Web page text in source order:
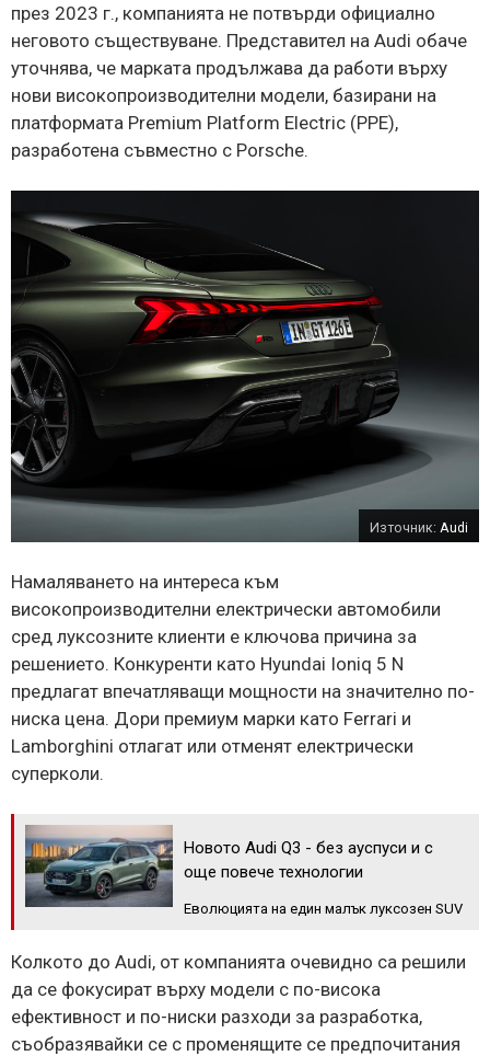
през 2023 г., компанията не потвърди официално
неговото съществуване. Представител на Audi обаче
уточнява, че марката продължава да работи върху
нови високопроизводителни модели, базирани на
платформата Premium Platform Electric (PPE),
разработена съвместно с Porsche.
Източник: Audi
Намаляването на интереса към
високопроизводителни електрически автомобили
сред луксозните клиенти е ключова причина за
решението. Конкуренти като Hyundai Ioniq 5 N
предлагат впечатляващи мощности на значително по-
ниска цена. Дори премиум марки като Ferrari и
Lamborghini отлагат или отменят електрически
суперколи.
Новото Audi Q3 - без ауспуси и с
още повече технологии
Еволюцията на един малък луксозен SUV
Колкото до Audi, от компанията очевидно са решили
да се фокусират върху модели с по-висока
ефективност и по-ниски разходи за разработка,
съобразявайки се с променящите се предпочитания